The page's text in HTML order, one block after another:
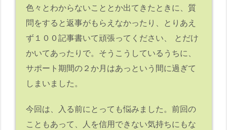
色々とわからないこととか出てきたときに、質
問をすると返事がもらえなかったり、とりあえ
ず１００記事書いて頑張ってください、 とだけ
かいてあったりで。そうこうしているうちに、
サポート期間の２か月はあっという間に過ぎて
しまいました。
今回は、入る前にとっても悩みました。前回の
こともあって、人を信用できない気持ちにもな